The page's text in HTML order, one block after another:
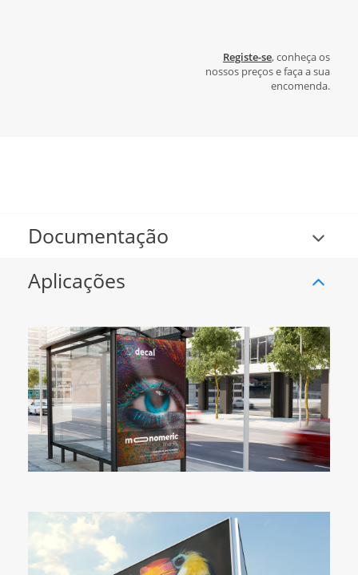
Registe-se, conheça os
nossos preços e faça a sua
encomenda.
Documentação
Aplicações